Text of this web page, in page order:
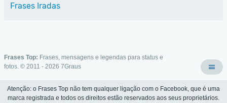
Frases Iradas
Frases Top: Frases, mensagens e legendas para status e
fotos. © 2011 - 2026 7Graus
Atenção: o Frases Top não tem qualquer ligação com o Facebook, que é uma
marca registrada e todos os direitos estão reservados aos seus proprietários.